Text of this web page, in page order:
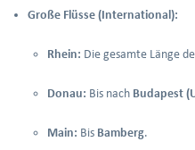
Große Flüsse (International):
Rhein: Die gesamte Länge
Donau: Bis nach Budapest
Main: Bis Bamberg.